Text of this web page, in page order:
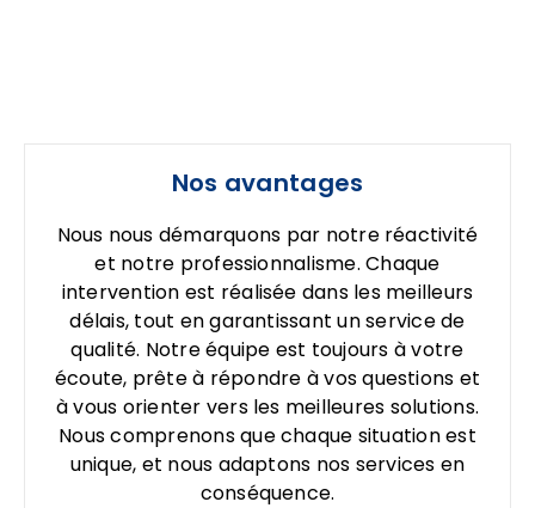
Nos avantages
Nous nous démarquons par notre réactivité
et notre professionnalisme. Chaque
intervention est réalisée dans les meilleurs
délais, tout en garantissant un service de
qualité. Notre équipe est toujours à votre
écoute, prête à répondre à vos questions et
à vous orienter vers les meilleures solutions.
Nous comprenons que chaque situation est
unique, et nous adaptons nos services en
conséquence.